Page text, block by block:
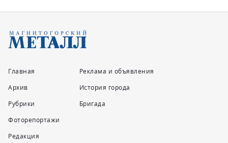
Главная
Архив
Рубрики
Фоторепортажи
Редакция
Реклама и объявления
История города
Бригада